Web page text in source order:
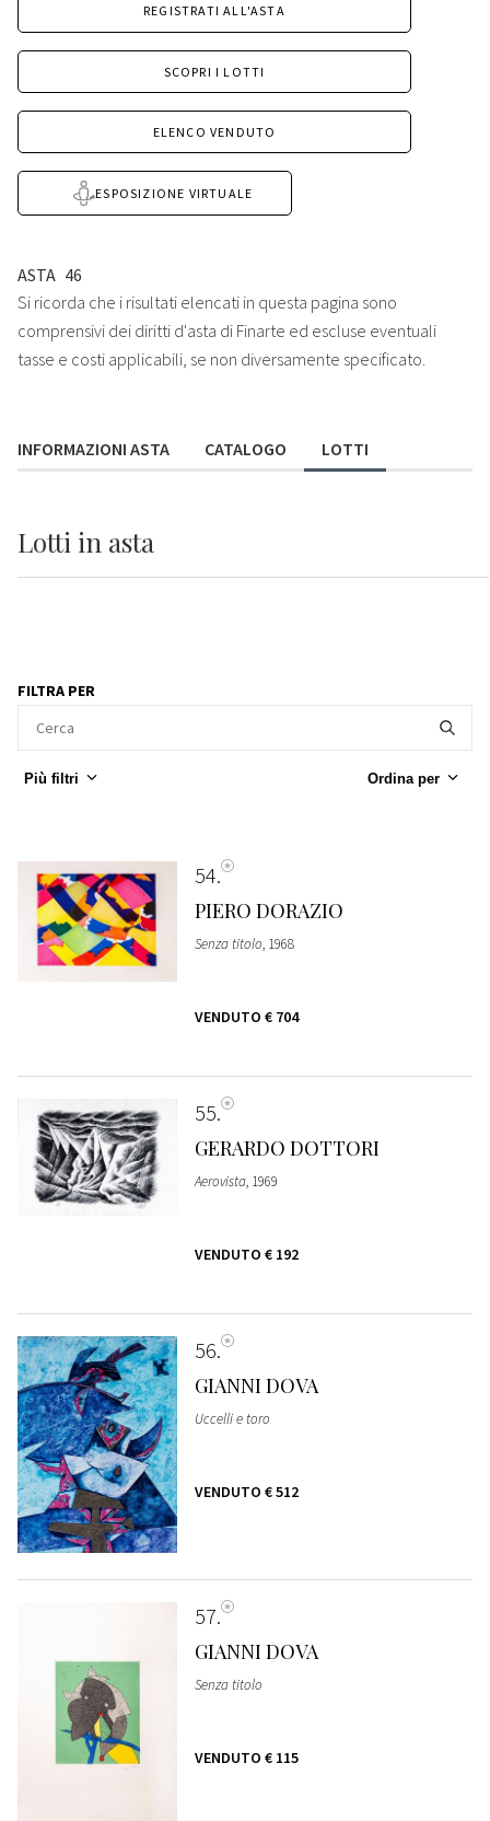
REGISTRATI ALL'ASTA
SCOPRI I LOTTI
ELENCO VENDUTO
ESPOSIZIONE VIRTUALE
ASTA 46
Si ricorda che i risultati elencati in questa pagina sono
comprensivi dei diritti d'asta di Finarte ed escluse eventuali
tasse e costi applicabili, se non diversamente specificato.
INFORMAZIONI ASTA CATALOGO LOTTI
Lotti in asta
FILTRA PER
Più filtri Ordina per
54
PIERO DORAZIO
Senza titolo, 1968
VENDUTO € 704
55
GERARDO DOTTORI
Aerovista, 1969
VENDUTO € 192
56
GIANNI DOVA
Uccelli e toro
VENDUTO € 512
57
GIANNI DOVA
Senza titolo
VENDUTO € 115